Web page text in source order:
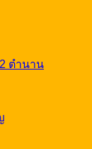
ตำนาน